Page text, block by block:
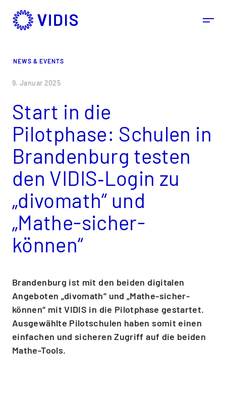
NEWS & EVENTS
9. Januar 2025
Start in die
Pilotphase: Schulen in
Brandenburg testen
den VIDIS‑Login zu
„divomath“ und
„Mathe-sicher-
können“
Brandenburg ist mit den beiden digitalen
Angeboten „divomath“ und „Mathe-sicher-
können“ mit VIDIS in die Pilotphase gestartet.
Ausgewählte Pilotschulen haben somit einen
einfachen und sicheren Zugriff auf die beiden
Mathe-Tools.